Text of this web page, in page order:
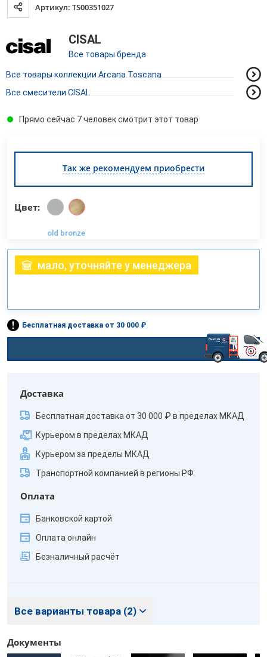
Артикул: TS00351027
CISAL
Все товары бренда
Все товары коллекции Arcana Toscana
Все смесители CISAL
Прямо сейчас 7 человек смотрит этот товар
Так же рекомендуем приобрести
Цвет:
old bronze
мало, уточняйте у менеджера
Бесплатная доставка от 30 000 ₽
Доставка
Бесплатная доставка от 30 000 ₽ в пределах МКАД
Курьером в пределах МКАД
Курьером за пределы МКАД
Транспортной компанией в регионы РФ
Оплата
Банковской картой
Оплата онлайн
Безналичный расчёт
Все варианты товара (2)
Документы